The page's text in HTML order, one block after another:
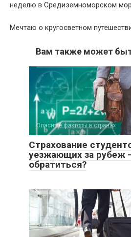
неделю в Средиземноморском
Мечтаю о кругосветном
Вам также может
Опасные факторы в странах
Страхование
уезжающих за рубеж
обратиться?